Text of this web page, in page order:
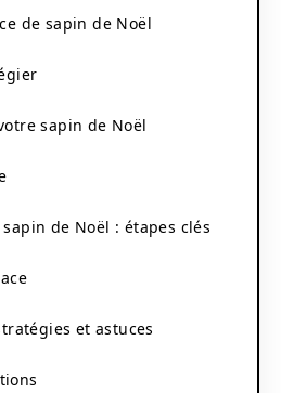
de sapin de Noël
sapin de Noël
de Noël : étapes clés
et astuces